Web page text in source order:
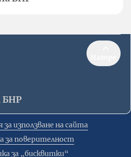
БНР
за използване на сайта
за поверителност
за „бисквитки“